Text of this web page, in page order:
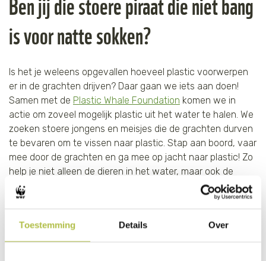
Toestemming Details Over
is voor natte sokken?
Is het je weleens opgevallen hoeveel plastic voorwerpen
er in de grachten drijven? Daar gaan we iets aan doen!
Samen met de Plastic Whale Foundation komen we in
actie om zoveel mogelijk plastic uit het water te halen. We
zoeken stoere jongens en meisjes die de grachten durven
te bevaren om te vissen naar plastic. Stap aan boord, vaar
mee door de grachten en ga mee op jacht naar plastic! Zo
help je niet alleen de dieren in het water, maar ook de
natuur.
Meer informatie & kosten
Tijger
Walvis
IJsbeer
Zeeschildpad